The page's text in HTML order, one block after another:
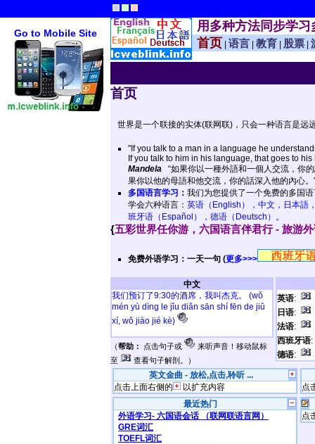
Go to Mobile Site
用多种方法同步学习
首页 语言 教育 股票
首页
世界是一个联接的实体(联网联)，只会一种语言是远
"If you talk to a man in a language he
If you talk to him in his language, that goes to
Mandela “如果你以一種外語和一個人交流，你
果你以他的母語和他交流，你的話深入他的內心。
多国语言学习 ： 我们为您提供了一个免费的多国
学会六种语言： 英语（English），中文，日本語
班牙语（Español），德语（Deutsch） 。
{五彩世界任你游，六国语言伴君行 - 旅游
免费外语学习：一天一句 (更多>>>
中文
我们预订了9:30的酒席，我叫杰克。 (wǒ
mén yù dìng le jǐu diǎn sān shí fēn de jiǔ
xí, wǒ jiào jié kè)
（帮助： 点击句子或
来听声音！移动鼠标
至
查看句子解剖。）
英语:
日语:
法语:
西班牙语
德语:
英文金曲 - 放松,点击,聆听 ...
点击上面右侧的
以扩充内容
点
最近热门
外语学习- 六国语会话 （联网联语言网）
GRE词汇
TOEFL词汇
点